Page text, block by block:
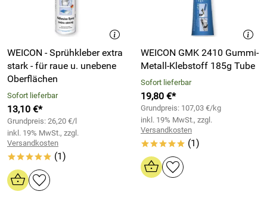
WEICON - Sprühkleber extra
stark - für raue u. unebene
Oberflächen
Sofort lieferbar
13,10 €*
Grundpreis: 26,20 €/l
inkl. 19% MwSt., zzgl.
Versandkosten
***** (1)
WEICON GMK 2410 Gummi-
Metall-Klebstoff 185g Tube
Sofort lieferbar
19,80 €*
Grundpreis: 107,03 €/kg
inkl. 19% MwSt., zzgl.
Versandkosten
***** (1)